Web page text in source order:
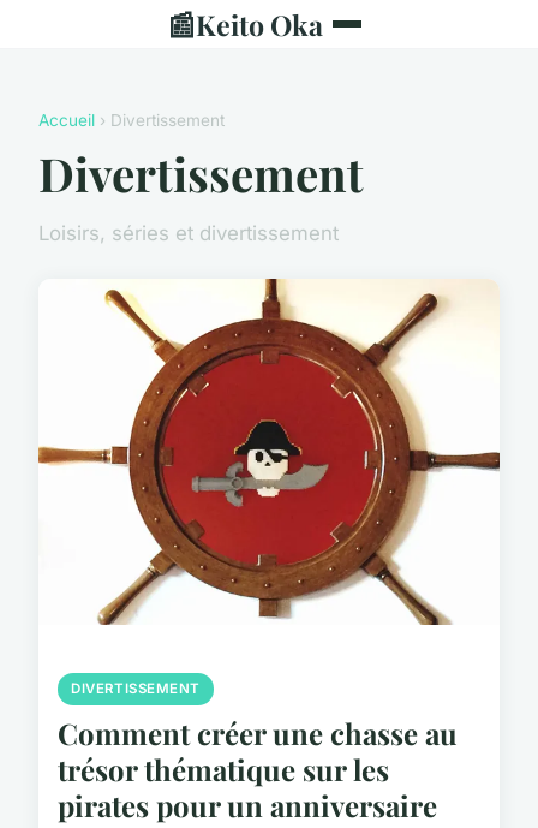
📰Keito Oka
Accueil › Divertissement
Divertissement
Loisirs, séries et divertissement
DIVERTISSEMENT
Comment créer une chasse au
trésor thématique sur les
pirates pour un anniversaire